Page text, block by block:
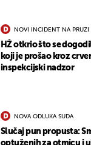
NOVI INCIDENT NA PRUZI
HŽ otkrio što se
koji je prošao kroz
inspekcijski nadzor
NOVA ODLUKA SUDA
Slučaj pun propusta:
optuženih za otmicu i